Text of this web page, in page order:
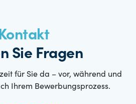
Sie Fragen
für Sie da – vor, während und
Ihrem Bewerbungsprozess.